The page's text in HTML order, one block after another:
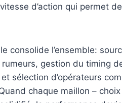
d’action qui permet
consolide l’ensemble:
gestion du timing
et sélection d’opérateurs
chaque maillon –